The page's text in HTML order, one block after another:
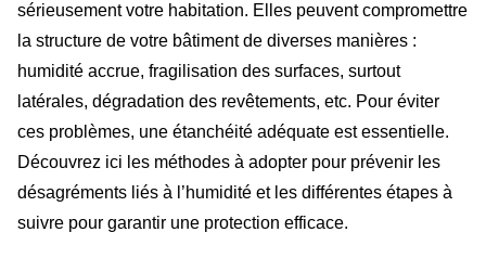
sérieusement votre habitation. Elles peuvent compromettre
la structure de votre bâtiment de diverses manières :
humidité accrue, fragilisation des surfaces, surtout
latérales, dégradation des revêtements, etc. Pour éviter
ces problèmes, une étanchéité adéquate est essentielle.
Découvrez ici les méthodes à adopter pour prévenir les
désagréments liés à l’humidité et les différentes étapes à
suivre pour garantir une protection efficace.